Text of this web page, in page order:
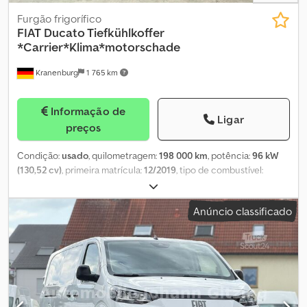
Kranenburg 1 765 km
Furgão frigorífico
FIAT Ducato Tiefkühlkoffer
*Carrier*Klima*motorschade
Informação de
preços
Ligar
Condição:usado, quilometragem:198 000 km, potência:96 kW
(130,52 cv), primeira matrícula:12/2019, tipo de combustível:
violeta
mecânico, classe de emissão:Euro 6, número de lugares:2,
volume do espaço de carga: 11 m³, comprimento do espaço de
carga:3 000 mm, largura do espaço de carga:1 900 mm , altura do
espaço de carga:2 050 mm, Equipamento:ar condicionado,
fecho centralizado, filtro de partículas, sofreu um acidente,
tração integral, O veículo apresenta AVARIA NO MOTOR!!!
Equipamentos: direção assistida * Divisória * Fecho centralizado
Dsdpszkgpqsfx Ahhokr Climatização: ar condicionado Segurança:
Anúncio classificado